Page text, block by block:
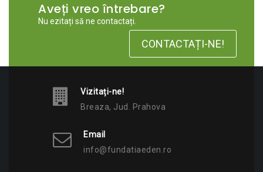
Aveți vreo întrebare?
Nu ezitați să ne contactați.
CONTACTAȚI-NE!
Vizitați-ne!
Breaza, Jud. Prahova
Email
info@fundatiaeden.ro